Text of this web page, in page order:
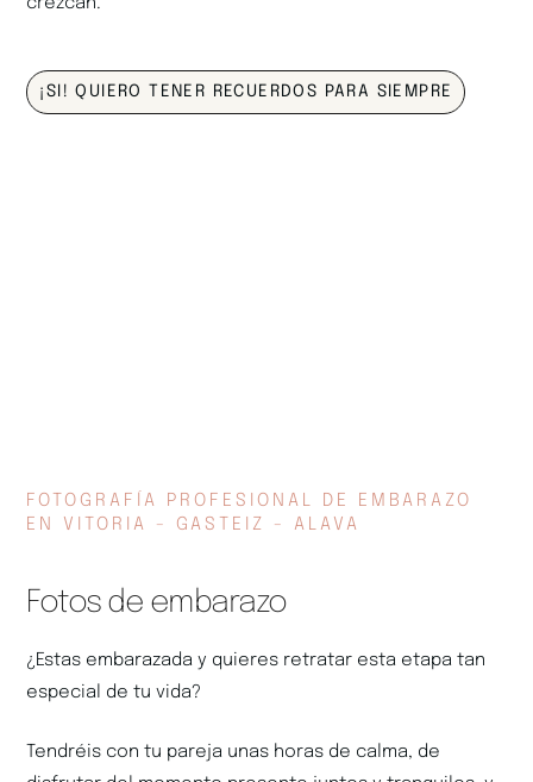
¡SI! QUIERO TENER RECUERDOS PARA SIEMPRE
FOTOGRAFÍA PROFESIONAL DE EMBARAZO
EN VITORIA - GASTEIZ - ALAVA
Fotos de embarazo
¿Estas embarazada y quieres retratar esta etapa tan
especial de tu vida?
Tendréis con tu pareja unas horas de calma, de